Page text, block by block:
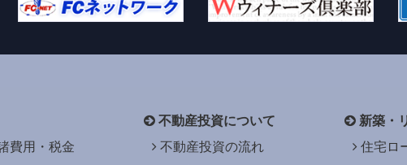
費用・税金
不動産投資について
不動産投資の流れ
新築・
住宅ロ